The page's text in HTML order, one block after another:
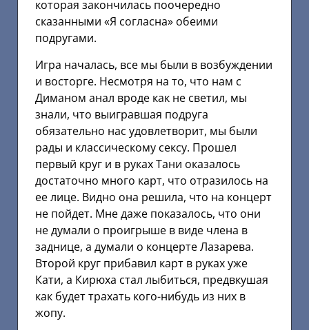
которая закончилась поочередно
сказанными «Я согласна» обеими
подругами.
Игра началась, все мы были в возбуждении
и восторге. Несмотря на то, что нам с
Диманом анал вроде как не светил, мы
знали, что выигравшая подруга
обязательно нас удовлетворит, мы были
рады и классическому сексу. Прошел
первый круг и в руках Тани оказалось
достаточно много карт, что отразилось на
ее лице. Видно она решила, что на концерт
не пойдет. Мне даже показалось, что они
не думали о проигрыше в виде члена в
заднице, а думали о концерте Лазарева.
Второй круг прибавил карт в руках уже
Кати, а Кирюха стал лыбиться, предвкушая
как будет трахать кого-нибудь из них в
жопу.